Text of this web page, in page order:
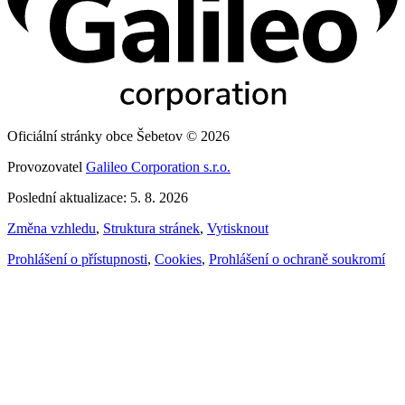
Oficiální stránky obce Šebetov © 2026
Provozovatel Galileo Corporation s.r.o.
Poslední aktualizace: 5. 8. 2026
Změna vzhledu, Struktura stránek, Vytisknout
Prohlášení o přístupnosti, Cookies, Prohlášení o ochraně soukromí